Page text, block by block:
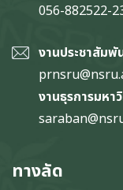
056-882522-
งานประชาสัมพั
งานธุรการมหา
ทางลัด